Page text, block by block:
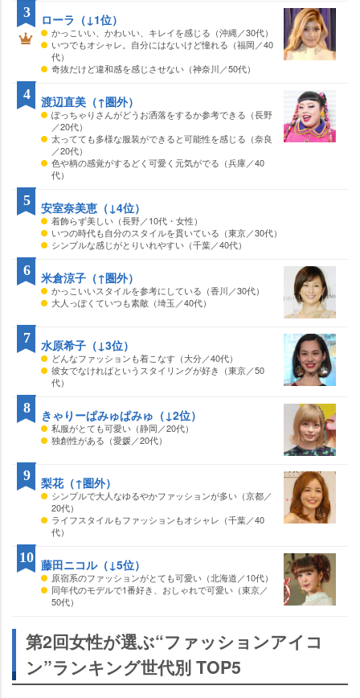
ローラ（↓1位）
かっこいい、かわいい、キレイを感じる（沖縄／30代）
いつでもオシャレ。自分にはないけど憧れる（福岡／40
代）
奇抜だけど違和感を感じさせない（神奈川／50代）
3
渡辺直美（↑圏外）
ぽっちゃりさんがどうお洒落をするか参考できる（長野
／20代）
太ってても多様な服装ができると可能性を感じる（奈良
／20代）
色や柄の感覚がするどく可愛く元気がでる（兵庫／40
代）
4
安室奈美恵（↓4位）
着飾らず美しい（長野／10代・女性）
いつの時代も自分のスタイルを貫いている（東京／30代）
シンプルな感じがとりいれやすい（千葉／40代）
5
米倉涼子（↑圏外）
かっこいいスタイルを参考にしている（香川／30代）
大人っぽくていつも素敵（埼玉／40代）
6
水原希子（↓3位）
どんなファッションも着こなす（大分／40代）
彼女でなければというスタイリングが好き（東京／50
代）
7
きゃりーぱみゅぱみゅ（↓2位）
私服がとても可愛い（静岡／20代）
独創性がある（愛媛／20代）
8
梨花（↑圏外）
シンプルで大人なゆるやかファッションが多い（京都／
20代）
ライフスタイルもファッションもオシャレ（千葉／40
代）
9
藤田ニコル（↓5位）
原宿系のファッションがとても可愛い（北海道／10代）
同年代のモデルで1番好き、おしゃれで可愛い（東京／
50代）
10
第2回女性が選ぶ“ファッションアイコ
ン”ランキング世代別 TOP5